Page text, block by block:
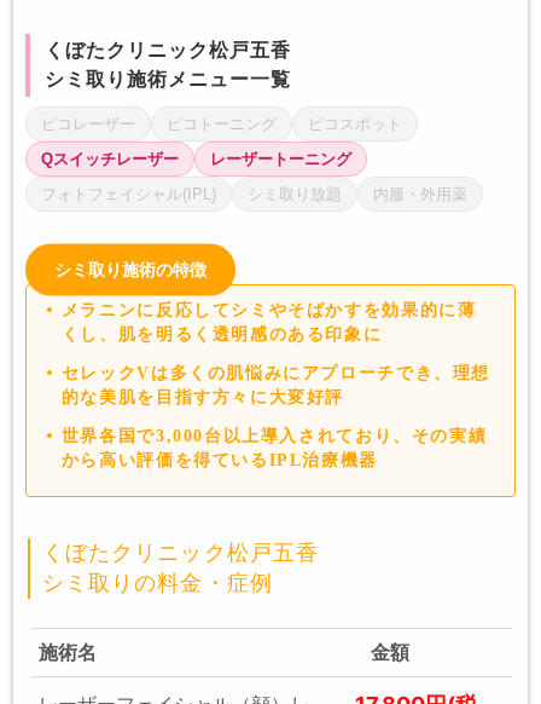
くぼたクリニック松戸五香
シミ取り施術メニュー一覧
ピコレーザー ピコトーニング
ピコスポット
Qスイッチレーザー
レーザートーニング
フォトフェイシャル(IPL)
シミ取り放題 内服・外用薬
シミ取り施術の特徴
メラニンに反応してシミやそばかすを効果的に薄
くし、肌を明るく透明感のある印象に
セレックVは多くの肌悩みにアプローチでき、理想
的な美肌を目指す方々に大変好評
世界各国で3,000台以上導入されており、その実績
から高い評価を得ているIPL治療機器
くぼたクリニック松戸五香
シミ取りの料金・症例
施術名 金額